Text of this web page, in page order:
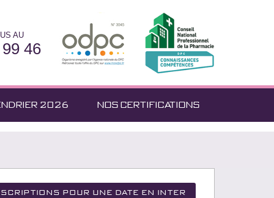
AU
46
2026 NOS CERTIFICATIONS
pour une date en inter